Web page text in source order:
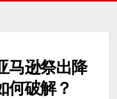
马逊祭出降
何破解？